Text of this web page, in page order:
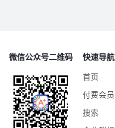
微信公众号二维码
快速导航
首页
付费会员
搜索